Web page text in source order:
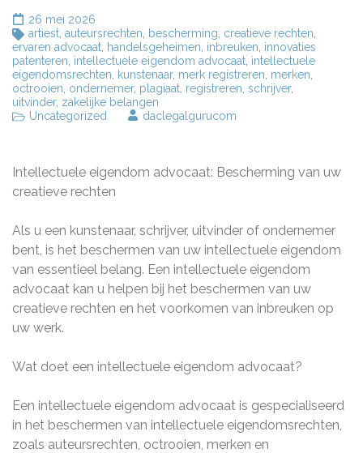
26 mei 2026
artiest auteursrechten bescherming creatieve rechten
ervaren advocaat handelsgeheimen inbreuken innovaties
patenteren intellectuele eigendom advocaat intellectuele
eigendomsrechten
kunstenaar, merk registreren merken
octrooien ondernemer, plagiaat registreren schrijver,
uitvinder, zakelijke belangen
Uncategorized
daclegalgurucom
Intellectuele eigendom advocaat: Bescherming van uw
creatieve rechten
Als u een kunstenaar, schrijver, uitvinder of ondernemer
bent, is het beschermen van uw intellectuele eigendom
van essentieel belang. Een intellectuele eigendom
advocaat kan u helpen bij het beschermen van uw
creatieve rechten en het voorkomen van inbreuken op
uw werk.
Wat doet een intellectuele eigendom advocaat?
Een intellectuele eigendom advocaat is gespecialiseerd
in het beschermen van intellectuele eigendomsrechten,
zoals auteursrechten, octrooien, merken en